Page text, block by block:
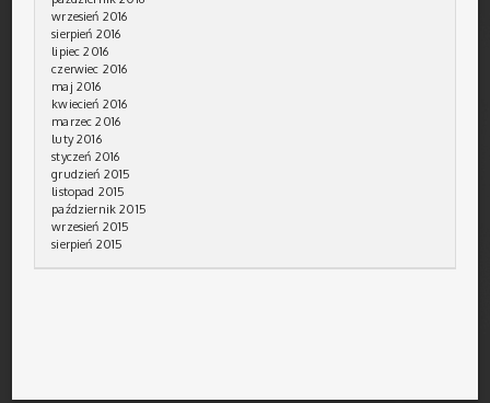
wrzesień 2016
sierpień 2016
lipiec 2016
czerwiec 2016
maj 2016
kwiecień 2016
marzec 2016
luty 2016
styczeń 2016
grudzień 2015
listopad 2015
październik 2015
wrzesień 2015
sierpień 2015